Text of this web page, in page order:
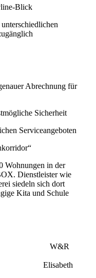
Blick
Abrechnung für
Sicherheit
Serviceangeboten
Wohnungen in der
Dienstleister wie
siedeln sich dort
Kita und Schule
AG W&R